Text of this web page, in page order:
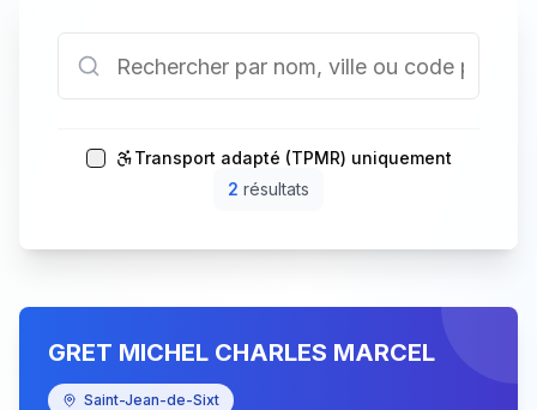
Transport adapté (TPMR) uniquement
2 résultats
GRET MICHEL CHARLES MARCEL
Saint-Jean-de-Sixt